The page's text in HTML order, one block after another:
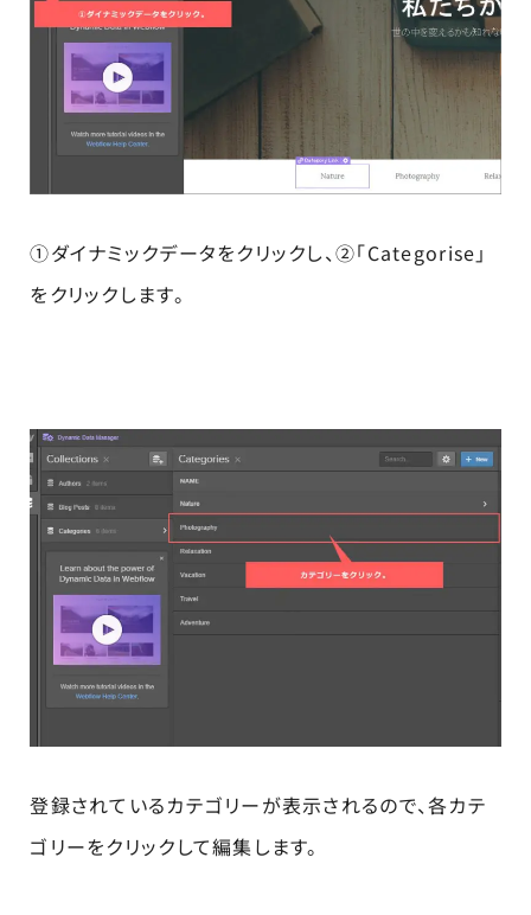
①ダイナミックデータをクリックし、②「Categorise」
をクリックします。
登録されているカテゴリーが表示されるので、各カテ
ゴリーをクリックして編集します。